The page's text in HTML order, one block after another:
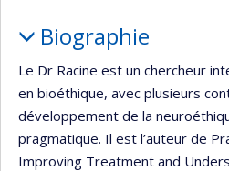
Biographie
Le Dr Racine est un chercheur
en bioéthique, avec plusieurs
développement de la
pragmatique. Il est l’auteur de
Improving Treatment and